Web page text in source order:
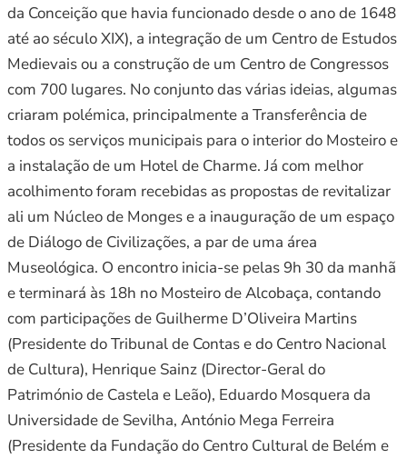
da Conceição que havia funcionado desde o ano de 1648
até ao século XIX), a integração de um Centro de Estudos
Medievais ou a construção de um Centro de Congressos
com 700 lugares. No conjunto das várias ideias, algumas
criaram polémica, principalmente a Transferência de
todos os serviços municipais para o interior do Mosteiro e
a instalação de um Hotel de Charme. Já com melhor
acolhimento foram recebidas as propostas de revitalizar
ali um Núcleo de Monges e a inauguração de um espaço
de Diálogo de Civilizações, a par de uma área
Museológica. O encontro inicia-se pelas 9h 30 da manhã
e terminará às 18h no Mosteiro de Alcobaça, contando
com participações de Guilherme D’Oliveira Martins
(Presidente do Tribunal de Contas e do Centro Nacional
de Cultura), Henrique Sainz (Director-Geral do
Património de Castela e Leão), Eduardo Mosquera da
Universidade de Sevilha, António Mega Ferreira
(Presidente da Fundação do Centro Cultural de Belém e